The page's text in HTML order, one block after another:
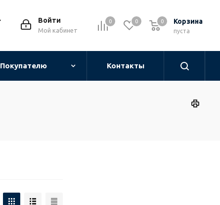
0 0 Корзина
0
пуста
0
Войти
Мой кабинет
Покупателю Контакты